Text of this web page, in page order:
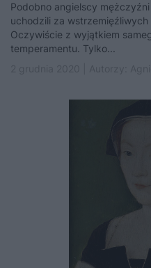
Podobno angielscy
uchodzili za
Oczywiście z wyjątkiem
temperamentu. Tylko...